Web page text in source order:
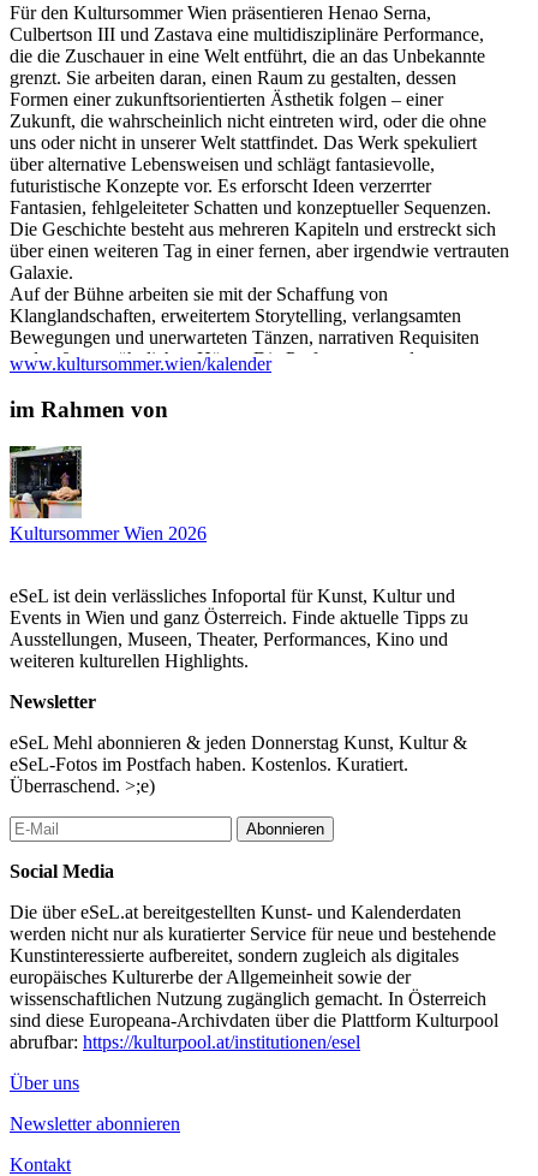
Für den Kultursommer Wien präsentieren Henao Serna,
Culbertson III und Zastava eine multidisziplinäre Performance,
die die Zuschauer in eine Welt entführt, die an das Unbekannte
grenzt. Sie arbeiten daran, einen Raum zu gestalten, dessen
Formen einer zukunftsorientierten Ästhetik folgen – einer
Zukunft, die wahrscheinlich nicht eintreten wird, oder die ohne
uns oder nicht in unserer Welt stattfindet. Das Werk spekuliert
über alternative Lebensweisen und schlägt fantasievolle,
futuristische Konzepte vor. Es erforscht Ideen verzerrter
Fantasien, fehlgeleiteter Schatten und konzeptueller Sequenzen.
Die Geschichte besteht aus mehreren Kapiteln und erstreckt sich
über einen weiteren Tag in einer fernen, aber irgendwie vertrauten
Galaxie.
Auf der Bühne arbeiten sie mit der Schaffung von
Klanglandschaften, erweitertem Storytelling, verlangsamten
Bewegungen und unerwarteten Tänzen, narrativen Requisiten
und außergewöhnlichen Hüten. Die Performance endet, wenn
damit eingeladen wird, die Musik zu übernehmen. Die
Komposition löst sich auf, ebenso wie die Grenze zwischen
Darstellern und Zuschauern.
English version:
For Kultursommer Wien Henao Serna, Culbertson III and Zastava
propose a multidisciplinary performance inviting spectators into a
shaping a territory whose forms follow an aesthetic that is future
leaning- a future that probably will not happen, or happens
without us or not in our world. The work speculates about
alternative ways of life and suggests imaginative and futuristic
misplaced shadows and conceptual sequences. The story consists
but somehow familiar galaxy.
On stage they will work with soundscapes building, expanded
storytelling, slowed movements & unexpected dances, narrative
when some of the instruments are handed to the public, inviting
the limit between performers and spectators.
Besetzung
Performer, Musician: Lucas Henao Serna
Performer, Musician: Roy F Culbertson III
Performer, Musician: Julia Zastava
...Mehr lesen
www.kultursommer.wien/kalender
im Rahmen von
Kultursommer Wien 2026
eSeL ist dein verlässliches Infoportal für Kunst, Kultur und
Events in Wien und ganz Österreich. Finde aktuelle Tipps zu
Ausstellungen, Museen, Theater, Performances, Kino und
weiteren kulturellen Highlights.
Newsletter
eSeL Mehl abonnieren & jeden Donnerstag Kunst, Kultur &
eSeL-Fotos im Postfach haben. Kostenlos. Kuratiert.
Überraschend. >;e)
Abonnieren
Social Media
Die über eSeL.at bereitgestellten Kunst- und Kalenderdaten
werden nicht nur als kuratierter Service für neue und bestehende
Kunstinteressierte aufbereitet, sondern zugleich als digitales
europäisches Kulturerbe der Allgemeinheit sowie der
wissenschaftlichen Nutzung zugänglich gemacht. In Österreich
sind diese Europeana-Archivdaten über die Plattform Kulturpool
abrufbar: https://kulturpool.at/institutionen/esel
Über uns
Newsletter abonnieren
Kontakt